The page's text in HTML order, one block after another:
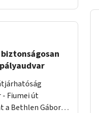
Fiumei út
a Bethlen Gábor